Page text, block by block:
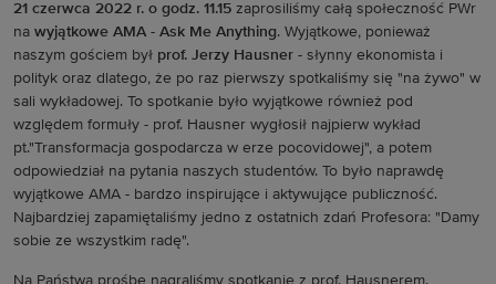
21 czerwca 2022 r. o godz. 11.15 zaprosiliśmy całą społeczność PWr
na wyjątkowe AMA - Ask Me Anything. Wyjątkowe, ponieważ
naszym gościem był prof. Jerzy Hausner - słynny ekonomista i
polityk oraz dlatego, że po raz pierwszy spotkaliśmy się "na żywo" w
sali wykładowej. To spotkanie było wyjątkowe również pod
względem formuły - prof. Hausner wygłosił najpierw wykład
pt."Transformacja gospodarcza w erze pocovidowej", a potem
odpowiedział na pytania naszych studentów. To było naprawdę
wyjątkowe AMA - bardzo inspirujące i aktywujące publiczność.
Najbardziej zapamiętaliśmy jedno z ostatnich zdań Profesora: "Damy
sobie ze wszystkim radę".
Na Państwa prośbę nagraliśmy spotkanie z prof. Hausnerem.